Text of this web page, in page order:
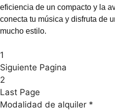
eficiencia de un compacto y la
conecta tu música y disfruta de
mucho estilo.
1
Siguiente Pagina
2
Last Page
Modalidad de alquiler *